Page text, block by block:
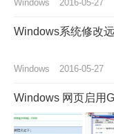
Windows 2016-05-27
Windows系统修改
Windows 2016-05-27
Windows 网页启用